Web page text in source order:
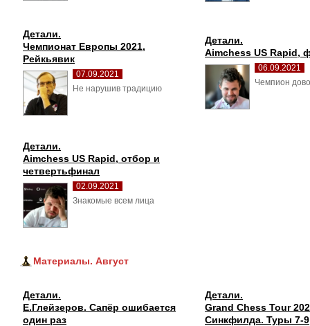
Детали.
Чемпионат Европы 2021,
Рейкьявик
07.09.2021
Не нарушив традицию
Детали.
Aimchess US Rapid,
06.09.2021
Чемпион
Детали.
Aimchess US Rapid, отбор и
четвертьфинал
02.09.2021
Знакомые всем лица
Материалы. Август
Детали.
Е.Глейзеров. Сапёр ошибается
один раз
Детали.
Grand Chess Tour
Синкфилда. Туры 7-9